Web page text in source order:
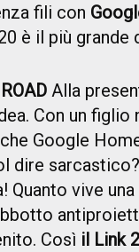
fili con
è il più grande
Alla
Con un
Google
dire
Quanto vive
Così il Link